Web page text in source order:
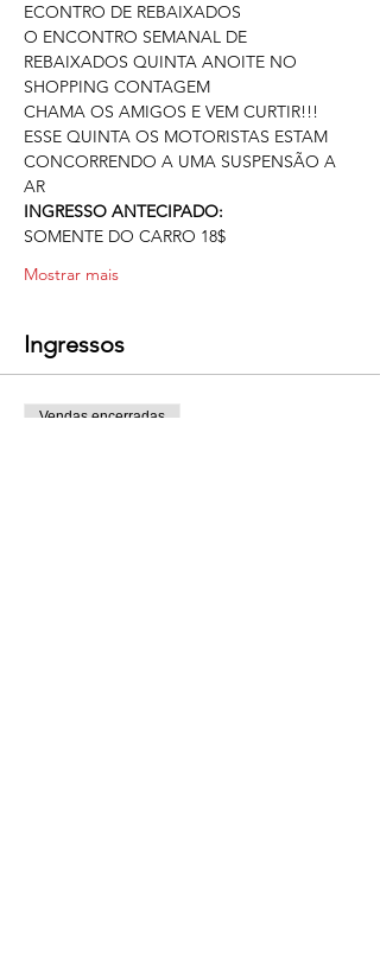
ECONTRO DE REBAIXADOS
O ENCONTRO SEMANAL DE
REBAIXADOS QUINTA ANOITE NO
SHOPPING CONTAGEM
CHAMA OS AMIGOS E VEM CURTIR!!!
ESSE QUINTA OS MOTORISTAS ESTAM
CONCORRENDO A UMA SUSPENSÃO A
AR
INGRESSO ANTECIPADO:
SOMENTE DO CARRO 18$
Mostrar mais
Ingressos
Vendas encerradas